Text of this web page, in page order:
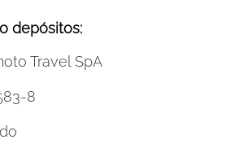
depósitos:
Travel SpA
8